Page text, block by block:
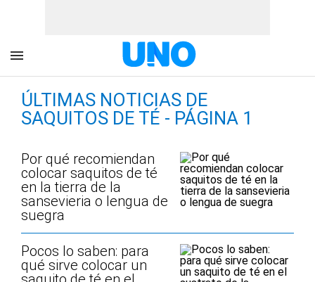
ÚLTIMAS NOTICIAS DE
SAQUITOS DE TÉ - PÁGINA 1
Por qué recomiendan
colocar saquitos de té
en la tierra de la
sansevieria o lengua de
suegra
Pocos lo saben: para
qué sirve colocar un